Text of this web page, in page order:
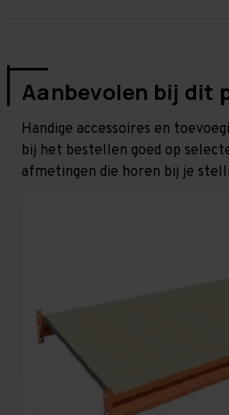
Aanbevolen bij dit
Handige accessoires en
bij het bestellen goed op
afmetingen die horen bij je